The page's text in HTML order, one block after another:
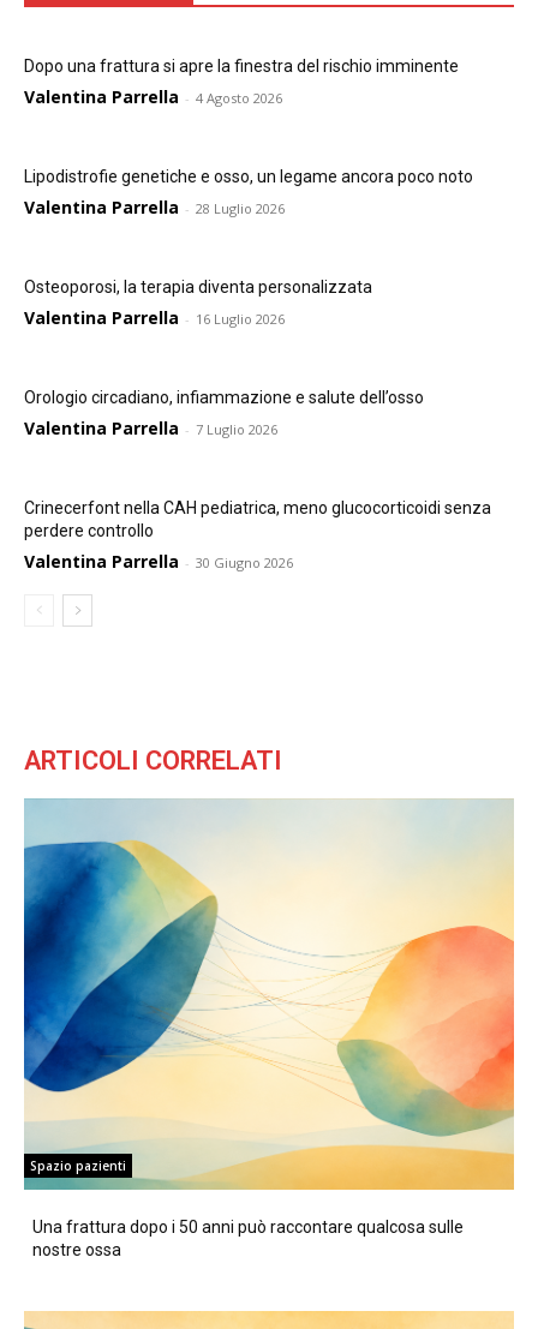
Dopo una frattura si apre la finestra del rischio imminente
Valentina Parrella - 4 Agosto 2026
Lipodistrofie genetiche e osso, un legame ancora poco noto
Valentina Parrella - 28 Luglio 2026
Osteoporosi, la terapia diventa personalizzata
Valentina Parrella - 16 Luglio 2026
Orologio circadiano, infiammazione e salute dell’osso
Valentina Parrella - 7 Luglio 2026
Crinecerfont nella CAH pediatrica, meno glucocorticoidi senza
perdere controllo
Valentina Parrella - 30 Giugno 2026
ARTICOLI CORRELATI
Spazio pazienti
Una frattura dopo i 50 anni può raccontare qualcosa sulle
nostre ossa